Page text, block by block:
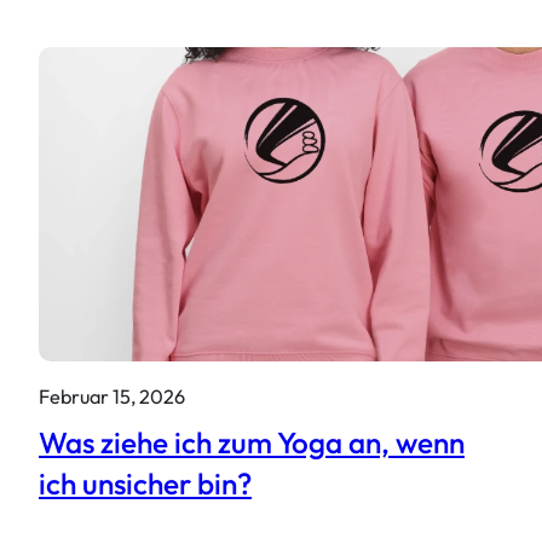
Februar 15, 2026
Was ziehe ich zum Yoga an, wenn
ich unsicher bin?